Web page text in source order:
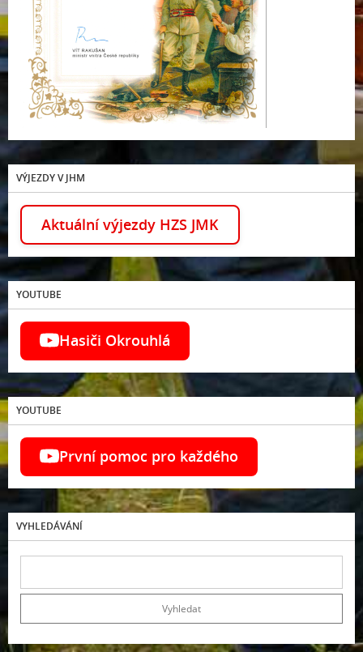
VÝJEZDY V JHM
Aktuální výjezdy HZS JMK
YOUTUBE
Hasiči Okrouhlá
YOUTUBE
První pomoc pro každého
VYHLEDÁVÁNÍ